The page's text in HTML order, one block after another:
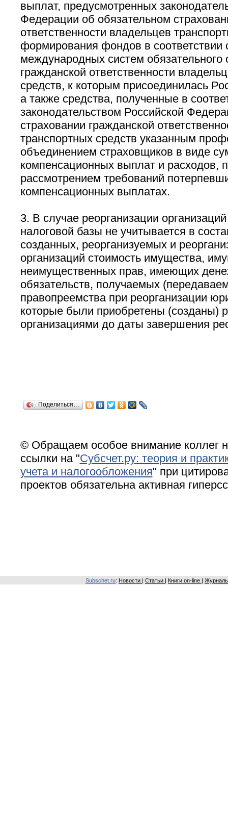
выплат, предусмотренных
Федерации об обязательном
ответственности владельцев
формирования фондов в соответствии
международных систем обязательного
гражданской ответственности
средств, к которым присоединилась
а также средства, полученные в
законодательством Российской
страховании гражданской
транспортных средств указанным
объединением страховщиков в виде
компенсационных выплат и расходов,
рассмотрением требований
компенсационных выплатах.
3. В случае реорганизации
налоговой базы не учитывается в
созданных, реорганизуемых и
организаций стоимость имущества,
неимущественных прав, имеющих
обязательств, получаемых
правопреемства при реорганизации
которые были приобретены (созданы)
организациями до даты завершения
Поделиться…
© Обращаем особое внимание коллег
ссылки на "Субсчет.ру: теория и
учета и налогообложения" при
проектов обязательна активная
Subschet.ru: Новости Статьи Книги on-line